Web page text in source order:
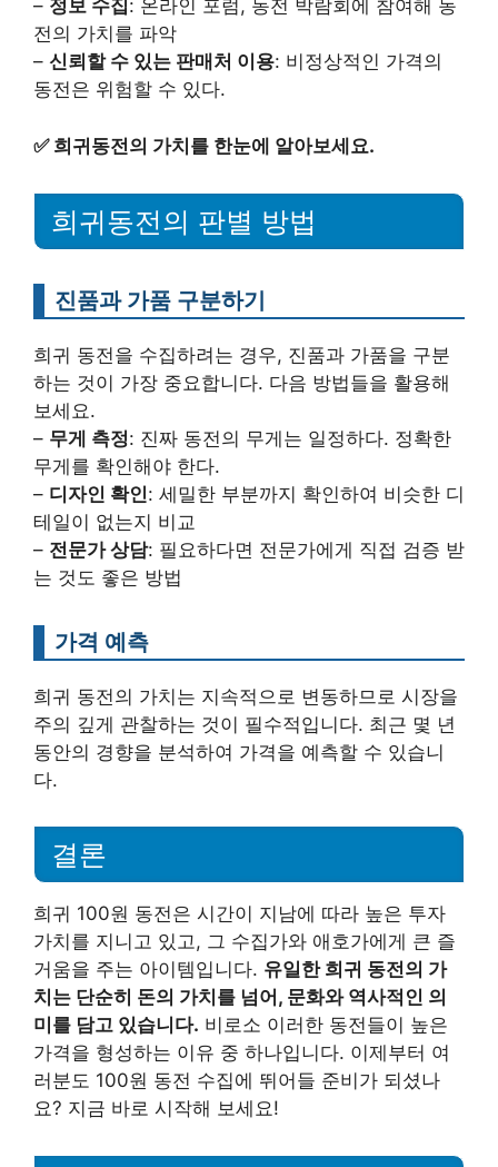
– 정보 수집: 온라인 포럼, 동전 박람회에 참여해 동
전의 가치를 파악
– 신뢰할 수 있는 판매처 이용: 비정상적인 가격의
동전은 위험할 수 있다.
✅ 희귀동전의 가치를 한눈에 알아보세요.
희귀동전의 판별 방법
진품과 가품 구분하기
희귀 동전을 수집하려는 경우, 진품과 가품을 구분
하는 것이 가장 중요합니다. 다음 방법들을 활용해
보세요.
– 무게 측정: 진짜 동전의 무게는 일정하다. 정확한
무게를 확인해야 한다.
– 디자인 확인: 세밀한 부분까지 확인하여 비슷한 디
테일이 없는지 비교
– 전문가 상담: 필요하다면 전문가에게 직접 검증 받
는 것도 좋은 방법
가격 예측
희귀 동전의 가치는 지속적으로 변동하므로 시장을
주의 깊게 관찰하는 것이 필수적입니다. 최근 몇 년
동안의 경향을 분석하여 가격을 예측할 수 있습니
다.
결론
희귀 100원 동전은 시간이 지남에 따라 높은 투자
가치를 지니고 있고, 그 수집가와 애호가에게 큰 즐
거움을 주는 아이템입니다. 유일한 희귀 동전의 가
치는 단순히 돈의 가치를 넘어, 문화와 역사적인 의
미를 담고 있습니다. 비로소 이러한 동전들이 높은
가격을 형성하는 이유 중 하나입니다. 이제부터 여
러분도 100원 동전 수집에 뛰어들 준비가 되셨나
요? 지금 바로 시작해 보세요!